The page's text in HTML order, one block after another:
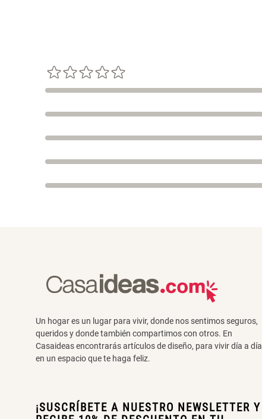
Un hogar es un lugar para vivir, donde nos sentimos seguros,
queridos y donde también compartimos con otros. En
Casaideas encontrarás artículos de diseño, para vivir día a día
en un espacio que te haga feliz.
¡SUSCRÍBETE A NUESTRO NEWSLETTER Y